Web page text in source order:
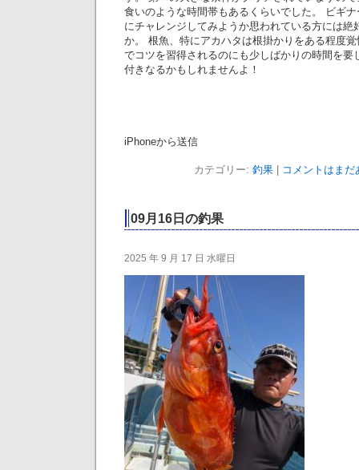
食いのような時間帯もあるくらいでした。 ビギ
にチャレンジしてみようか思われている方には絶
か。 根魚、特にアカハタは根掛かりをある程度
でコツを習得されるのにも少しばかりの時間を要
付きなるかもしれませんよ！
iPhoneから送信
カテゴリー: 釣果| コメントはまだ
09月16日の釣果
2025 年 9 月 17 日 水曜日